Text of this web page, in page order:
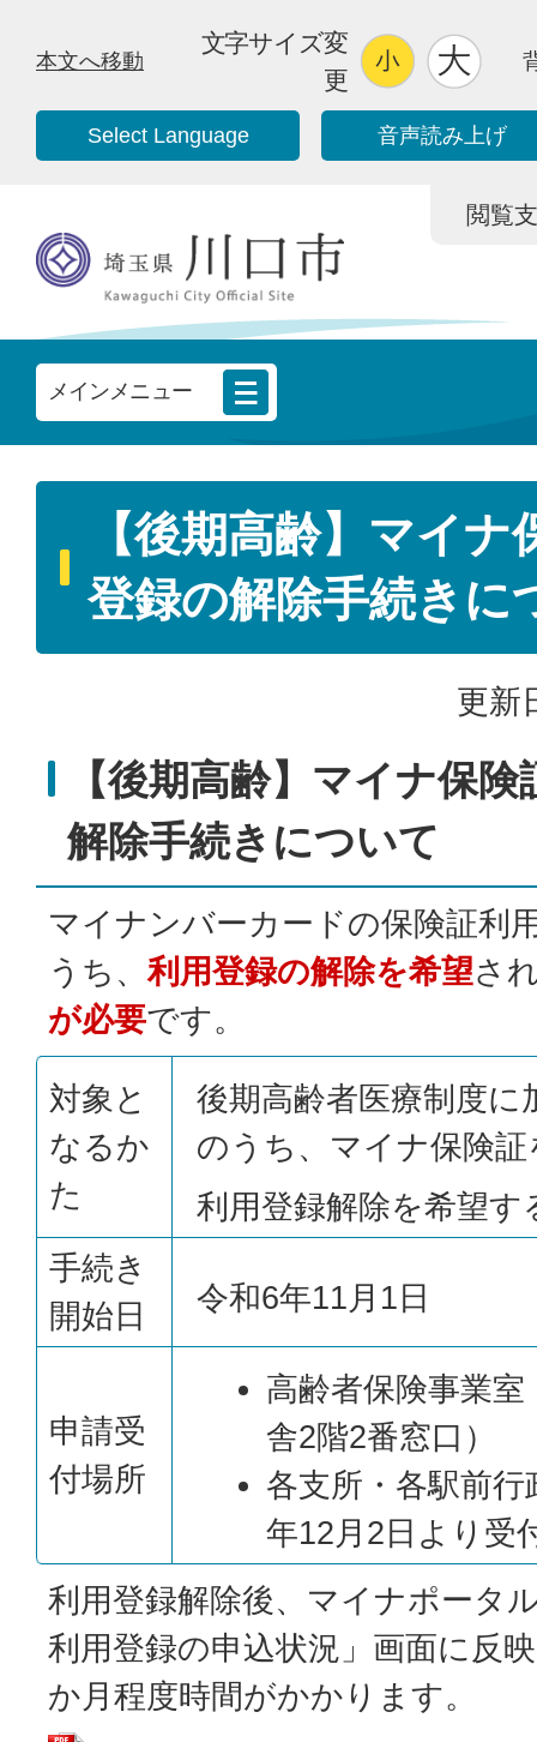
本文へ移動
文字サイズ変
更
Select Language 音声読み上げ
閲覧
メインメニュー
【後期高齢】マイ
登録の解除手続きに
更新
【後期高齢】マイナ保
解除手続きについて
マイナンバーカードの保険証利
うち、利用登録の解除を希望さ
が必要です。
対象と
なるか
た
後期高齢者医療制度
のうち、マイナ保険
利用登録解除を希望す
手続き
開始日
令和6年11月1日
申請受
付場所
高齢者保険事業
舎2階2番窓口）
各支所・各駅前
年12月2日より受
利用登録解除後、マイナポータ
利用登録の申込状況」画面に反
か月程度時間がかかります。